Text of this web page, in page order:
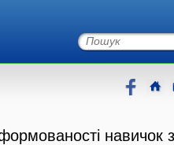
навичок з